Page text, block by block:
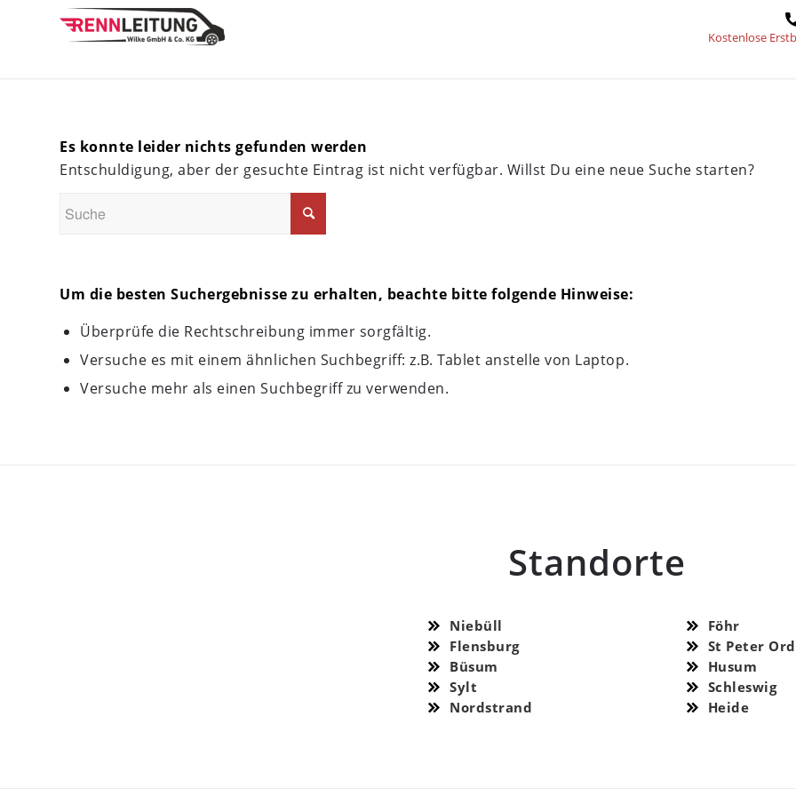
Kostenlose
Es konnte leider nichts gefunden werden
Entschuldigung, aber der gesuchte Eintrag ist nicht verfügbar. Willst Du eine neue Suche starten?
Um die besten Suchergebnisse zu erhalten, beachte bitte folgende Hinweise:
Überprüfe die Rechtschreibung immer sorgfältig.
Versuche es mit einem ähnlichen Suchbegriff: z.B. Tablet anstelle von Laptop.
Versuche mehr als einen Suchbegriff zu verwenden.
Standorte
Niebüll
Flensburg
Büsum
Sylt
Nordstrand
Föhr
St Peter
Husum
Schleswig
Heide